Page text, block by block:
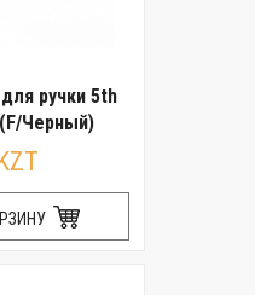
ручки 5th
Черный)